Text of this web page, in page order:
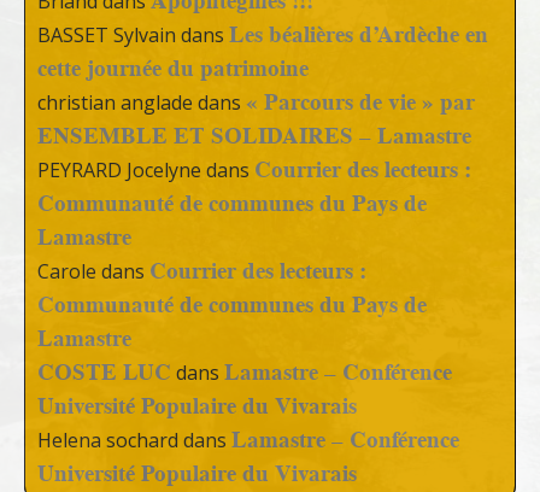
BASSET Sylvain dans Les béalières d’Ardèche en
cette journée du patrimoine
christian anglade dans « Parcours de vie » par
ENSEMBLE ET SOLIDAIRES – Lamastre
PEYRARD Jocelyne dans Courrier des lecteurs :
Communauté de communes du Pays de
Lamastre
Carole dans Courrier des lecteurs :
Communauté de communes du Pays de
Lamastre
COSTE LUC dans Lamastre – Conférence
Université Populaire du Vivarais
Helena sochard dans Lamastre – Conférence
Université Populaire du Vivarais